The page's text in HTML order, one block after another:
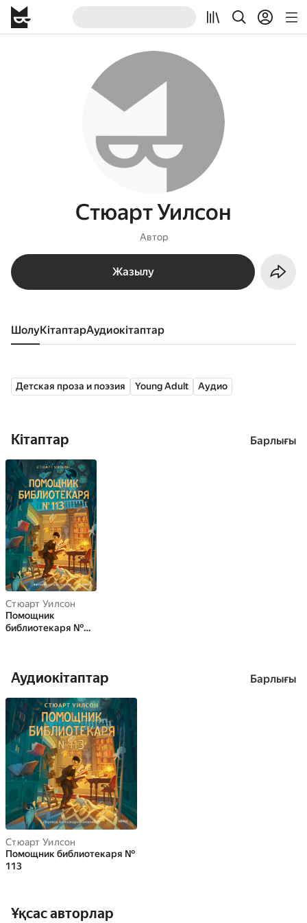
Стюарт Уилсон
Автор
Жазылу
Шолу кітаптар аудиокітаптар
Детская проза и поэзия Young Adult Аудио
Кітаптар Барлығы
Стюарт Уилсон
Помощник
библиотекаря №
Аудиокітаптар Барлығы
Стюарт Уилсон
Помощник библиотекаря №
113
Ұқсас авторлар